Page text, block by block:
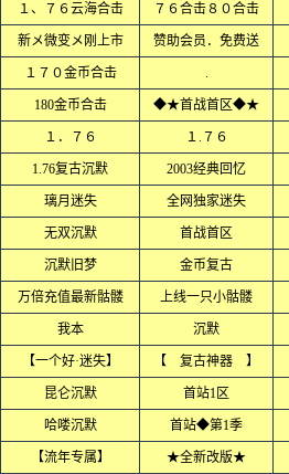
１、７６云海合击 ７６合击８０合击
新メ微变メ刚上市 赞助会员．免费送
１７０金币合击 .
180金币合击 ◆★首战首区◆★
１．７６ １.７６
1.76复古沉默 2003经典回忆
璃月迷失 全网独家迷失
无双沉默 首战首区
沉默旧梦 金币复古
万倍充值最新骷髅 上线一只小骷髅
我本 沉默
【一个好·迷失】 【 复古神器 】
昆仑沉默 首站1区
哈喽沉默 首站◆第1季
【流年专属】 ★全新改版★